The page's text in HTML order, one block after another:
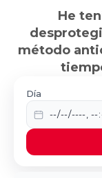
He
método
Día